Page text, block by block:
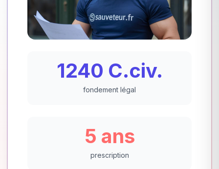
1240 C.civ.
fondement légal
5 ans
prescription